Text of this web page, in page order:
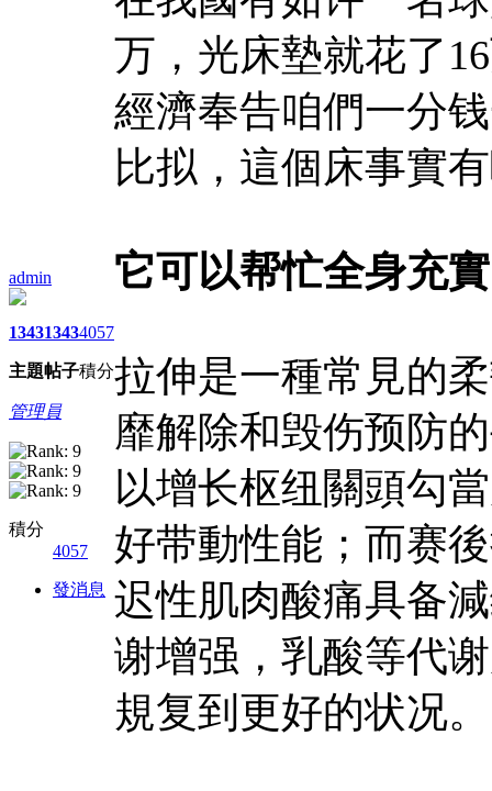
admin
1343
主題
1343
帖子
4057
積分
管理員
積分
4057
發消息
万，光床墊就花了
經濟奉告咱們一分
比拟，這個床事實
它可以帮忙全身充
拉伸是一種常見的
靡解除和毁伤预防
以增长枢纽關頭勾
好带動性能；而赛
迟性肌肉酸痛具备
谢增强，乳酸等代
規复到更好的状况。